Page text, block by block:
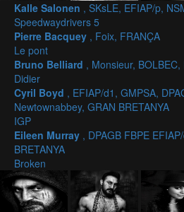
Kalle Salonen , SKsLE, EFIAP/p,
Speedwaydrivers 5
Pierre Bacquey , Foix, FRANÇA
Le pont
Bruno Belliard , Monsieur, BOLBEC,
Didier
Cyril Boyd , EFIAP/d1, GMPSA,
Newtownabbey, GRAN BRETANYA
IGP
Eileen Murray , DPAGB FBPE
BRETANYA
Broken